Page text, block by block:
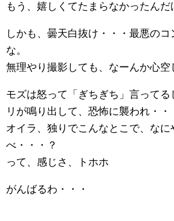
もう、嬉しくてたまらなかったんだ
しかも、曇天白抜け・・・最悪の
な。
無理やり撮影しても、なーんか心空
モズは怒って「ぎちぎち」言って
リが鳴り出して、恐怖に襲われ・・
オイラ、独りでこんなとこで、なに
べ・・・？
って、感じさ、トホホ
がんばるわ・・・